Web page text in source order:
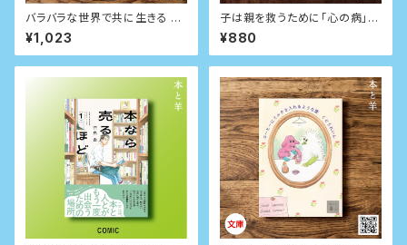
バラバラな世界で共に生きる リ
チャード・ローティの哲学 (NHK
出版新書)
¥1,023
子は親を救うために「心の病」に
なる (ちくま文庫)
¥880